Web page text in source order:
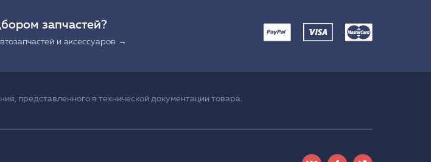
запчастей?
и аксессуаров →
представленного в технической документации товара.